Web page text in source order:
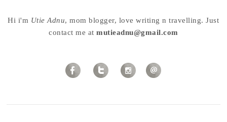
Hi i'm Utie Adnu, mom blogger, love writing n travelling. Just
contact me atmutieadnu@gmail.com